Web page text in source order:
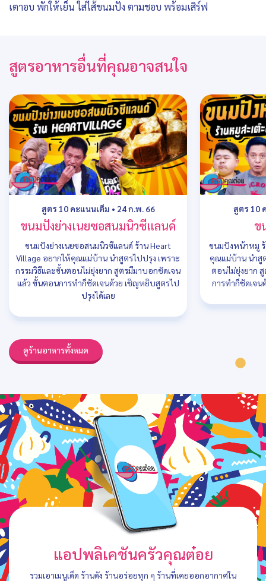
เตาอบ พักให้เย็น ใส่ไส้ขนมปัง ตามชอบ พร้อมเสิร์ฟ
สูตรอาหารอื่นที่คุณอาจสนใจ
สูตร 10 คะแนนเต็ม • 24 ก.พ. 66
ขนมปังย่างเนยซอสนมนิวซีแลนด์
ขนมปังย่างเนยซอสนมนิวซีแลนด์ ร้าน Heart
Village อยากให้คุณแม่บ้าน นำสูตรไปปรุง เพราะ
กรรมวิธีและขั้นตอนไม่ยุ่งยาก สูตรมีมาบอกชัดเจน
แล้ว ขั้นตอนการทำก็ชัดเจนด้วย เชิญหยิบสูตรไป
ปรุงได้เลย
สูตร 10
ข
ขนมปังหน้าหมู
คุณแม่บ้าน นำสู
ตอนไม่ยุ่งยาก
การทำก็ชัดเจน
ดูร้านอาหารทั้งหมด
แอปพลิเคชันครัวคุณต๋อย
รวมเอาเมนูเด็ด ร้านดัง ร้านอร่อยทุก ๆ ร้านที่เคยออกอากาศใน